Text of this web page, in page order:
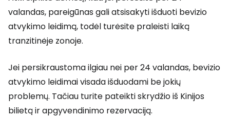
valandas, pareigūnas gali atsisakyti išduoti bevizio
atvykimo leidimą, todėl turėsite praleisti laiką
tranzitinėje zonoje.
Jei persikraustoma ilgiau nei per 24 valandas, bevizio
atvykimo leidimai visada išduodami be jokių
problemų. Tačiau turite pateikti skrydžio iš Kinijos
bilietą ir apgyvendinimo rezervaciją.